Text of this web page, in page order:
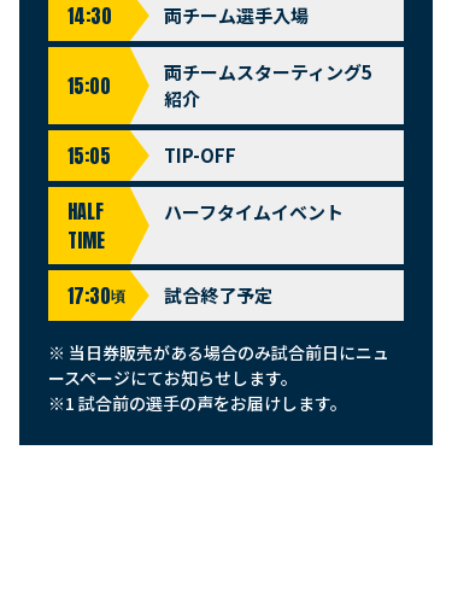
14:30 両チーム選手入場
15:00
両チームスターティング5
紹介
15:05 TIP-OFF
HALF
TIME
ハーフタイムイベント
17:30頃 試合終了予定
※ 当日券販売がある場合のみ試合前日にニュ
ースページにてお知らせします。
※1 試合前の選手の声をお届けします。